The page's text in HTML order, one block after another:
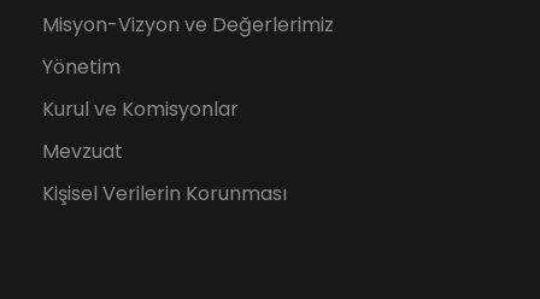
Misyon-Vizyon ve Değerlerimiz
Yönetim
Kurul ve Komisyonlar
Mevzuat
Kişisel Verilerin Korunması